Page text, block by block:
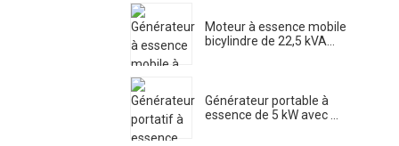
Moteur à essence mobile
bicylindre de 22,5 kVA...
Générateur portable à
essence de 5 kW avec ...